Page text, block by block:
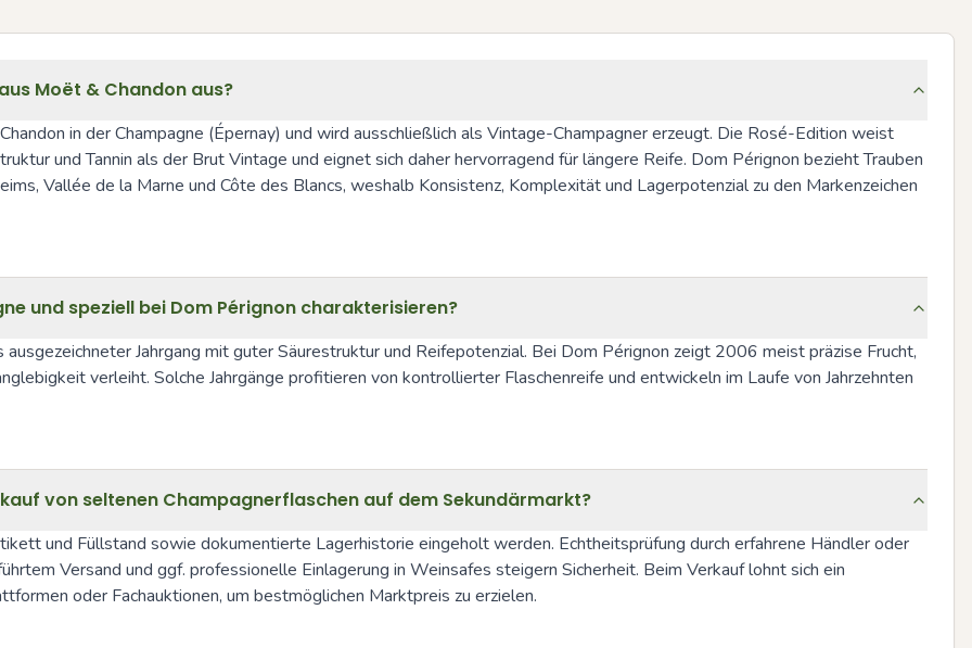
Moët & Chandon aus?
in der Champagne (Épernay) und wird ausschließlich als Vintage-Champagner erzeugt. Die Rosé-Edition weist
und Tannin als der Brut Vintage und eignet sich daher hervorragend für längere Reife. Dom Pérignon bezieht Trauben
Vallée de la Marne und Côte des Blancs, weshalb Konsistenz, Komplexität und Lagerpotenzial zu den Markenzeichen
und speziell bei Dom Pérignon charakterisieren?
Jahrgang mit guter Säurestruktur und Reifepotenzial. Bei Dom Pérignon zeigt 2006 meist präzise Frucht,
verleiht. Solche Jahrgänge profitieren von kontrollierter Flaschenreife und entwickeln im Laufe von Jahrzehnten
von seltenen Champagnerflaschen auf dem Sekundärmarkt?
und Füllstand sowie dokumentierte Lagerhistorie eingeholt werden. Echtheitsprüfung durch erfahrene Händler oder
Versand und ggf. professionelle Einlagerung in Weinsafes steigern Sicherheit. Beim Verkauf lohnt sich ein
oder Fachauktionen, um bestmöglichen Marktpreis zu erzielen.